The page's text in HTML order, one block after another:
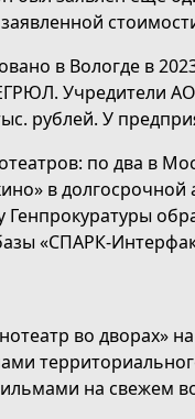
в Вологде в
Учредители
рублей. У
по два в
в
«СПАРК-
во дворах»
на свежем